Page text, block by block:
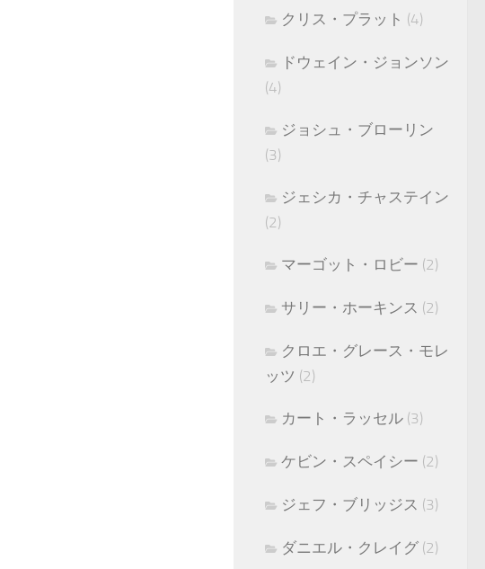
クリス・プラット (4)
ドウェイン・ジョンソン
(4)
ジョシュ・ブローリン
(3)
ジェシカ・チャステイン
(2)
マーゴット・ロビー (2)
サリー・ホーキンス (2)
クロエ・グレース・モレ
ッツ (2)
カート・ラッセル (3)
ケビン・スペイシー (2)
ジェフ・ブリッジス (3)
ダニエル・クレイグ (2)